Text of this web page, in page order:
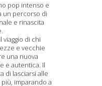
pop intenso e
un percorso di
e rinascita
viaggio di chi
e vecchie
una nuova
e autentica. Il
di lasciarsi alle
imparando a